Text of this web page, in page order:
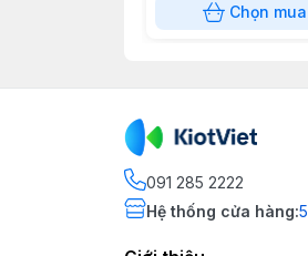
Chọn mua
091 285 2222
Hệ thống cửa hàng:5